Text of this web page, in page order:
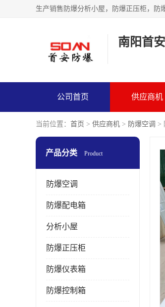
生产销售防爆分析小屋，防爆正压柜，防
南阳首
公司首页 供应商机
当前位置： 首页 > 供应商机 > 防爆空调 >
产品分类 Product
防爆空调
防爆配电箱
分析小屋
防爆正压柜
防爆仪表箱
防爆控制箱